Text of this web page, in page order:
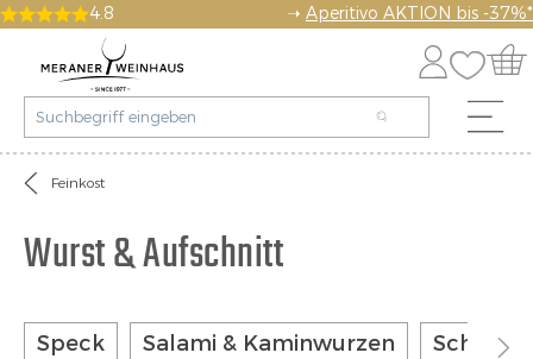
4.8 ➝ Aperitivo AKTION bis -37%*
Feinkost
Wurst & Aufschnitt
Speck Salami & Kaminwurzen